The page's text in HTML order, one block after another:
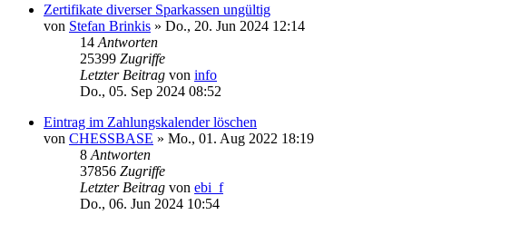
Zertifikate diverser Sparkassen ungültig
von Stefan Brinkis » Do., 20. Jun 2024 12:14
14 Antworten
25399 Zugriffe
Letzter Beitrag von info
Do., 05. Sep 2024 08:52
Eintrag im Zahlungskalender löschen
von CHESSBASE » Mo., 01. Aug 2022 18:19
8 Antworten
37856 Zugriffe
Letzter Beitrag von ebi_f
Do., 06. Jun 2024 10:54